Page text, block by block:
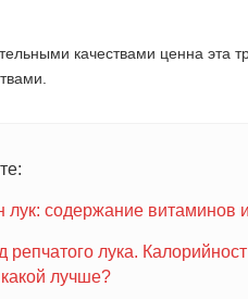
качествами ценна эта
лук: содержание витаминов
репчатого лука.
лучше?